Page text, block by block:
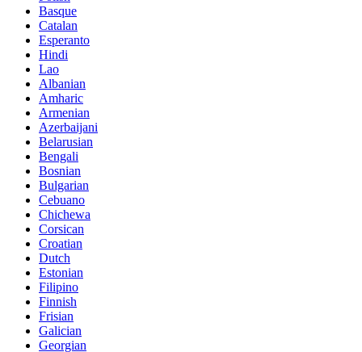
Basque
Catalan
Esperanto
Hindi
Lao
Albanian
Amharic
Armenian
Azerbaijani
Belarusian
Bengali
Bosnian
Bulgarian
Cebuano
Chichewa
Corsican
Croatian
Dutch
Estonian
Filipino
Finnish
Frisian
Galician
Georgian